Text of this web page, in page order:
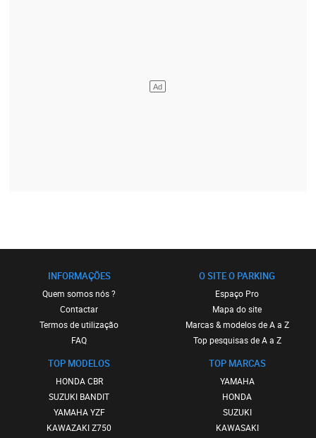
INFORMAÇÕES
Quem somos nós ?
Contactar
Termos de utilização
FAQ
TOP MODELOS
HONDA CBR
SUZUKI BANDIT
YAMAHA YZF
KAWAZAKI Z750
O SITE O PARKING
Espaço Pro
Mapa do site
Marcas & modelos de A a Z
Top pesquisas de A a Z
TOP MARCAS
YAMAHA
HONDA
SUZUKI
KAWASAKI